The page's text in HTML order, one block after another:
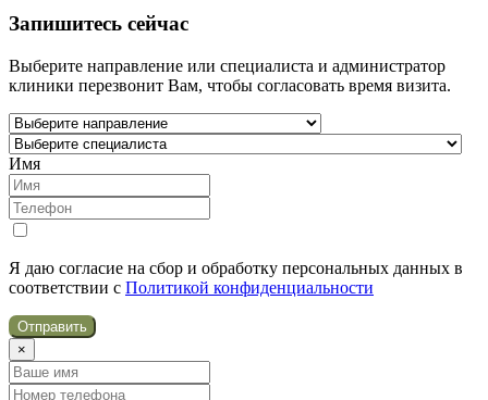
Запишитесь сейчас
Выберите направление или специалиста и администратор
клиники перезвонит Вам, чтобы согласовать время визита.
Имя
Я даю согласие на сбор и обработку персональных данных в
соответствии с Политикой конфиденциальности
Отправить
×